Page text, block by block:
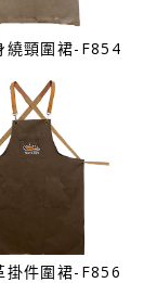
繞頸圍裙-F854
掛件圍裙-F856